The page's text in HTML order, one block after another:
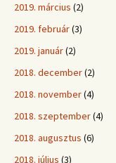
2019. március (2)
2019. február(3)
2019. január(2)
2018. december(2)
2018. november(4)
2018. szeptember(4)
2018. augusztus (6)
2018. július (3)